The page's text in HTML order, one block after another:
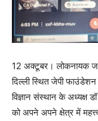
12 अक्टूबर। लोकनायक
दिल्ली स्थित जेपी फाउंडेशन
विज्ञान संस्थान के अध्यक्ष
को अपने अपने क्षेत्र में